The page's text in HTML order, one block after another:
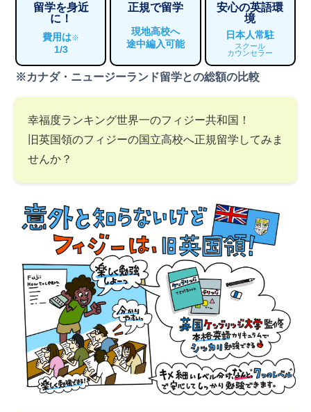
留学を身近
に！
費用は※
1/3
正規で留学
現地高校へ
途中編入可能
安心の英語環
境
日本人常駐
スクール
カウンセラー
※カナダ・ニュージーランド留学との総額の比較
幸福度ランキング世界一のフィジー共和国！
旧英国領のフィジーの国立高校へ正規留学してみま
せんか？